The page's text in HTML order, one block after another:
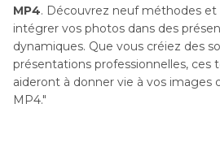
MP4. Découvrez neuf méthodes
intégrer vos photos dans des
dynamiques. Que vous créiez des
présentations professionnelles, ces
aideront à donner vie à vos images
MP4."